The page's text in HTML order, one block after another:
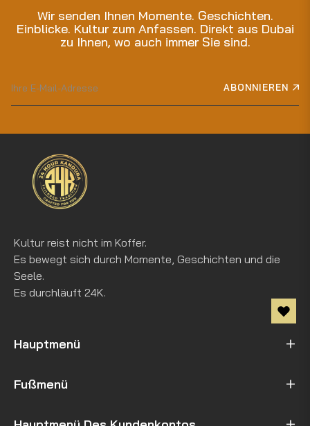
Wir senden Ihnen Momente. Geschichten.
Einblicke. Kultur zum Anfassen. Direkt aus Dubai
zu Ihnen, wo auch immer Sie sind.
ABONNIEREN
Kultur reist nicht im Koffer.
Es bewegt sich durch Momente, Geschichten und die
Seele.
Es durchläuft 24K.
Hauptmenü
Fußmenü